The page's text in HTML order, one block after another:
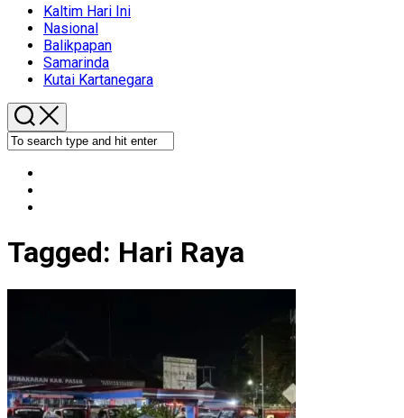
Kaltim Hari Ini
Nasional
Balikpapan
Samarinda
Kutai Kartanegara
Tagged: Hari Raya